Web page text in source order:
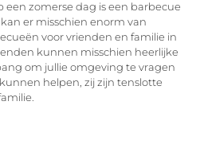
een zomerse dag is een barbecue
er misschien enorm van
voor vrienden en familie in
kunnen misschien heerlijke
om jullie omgeving te vragen
helpen, zij zijn tenslotte